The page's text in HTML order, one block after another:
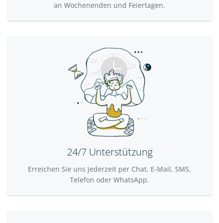
an Wochenenden und Feiertagen.
24/7 Unterstützung
Erreichen Sie uns jederzeit per Chat, E-Mail, SMS,
Telefon oder WhatsApp.